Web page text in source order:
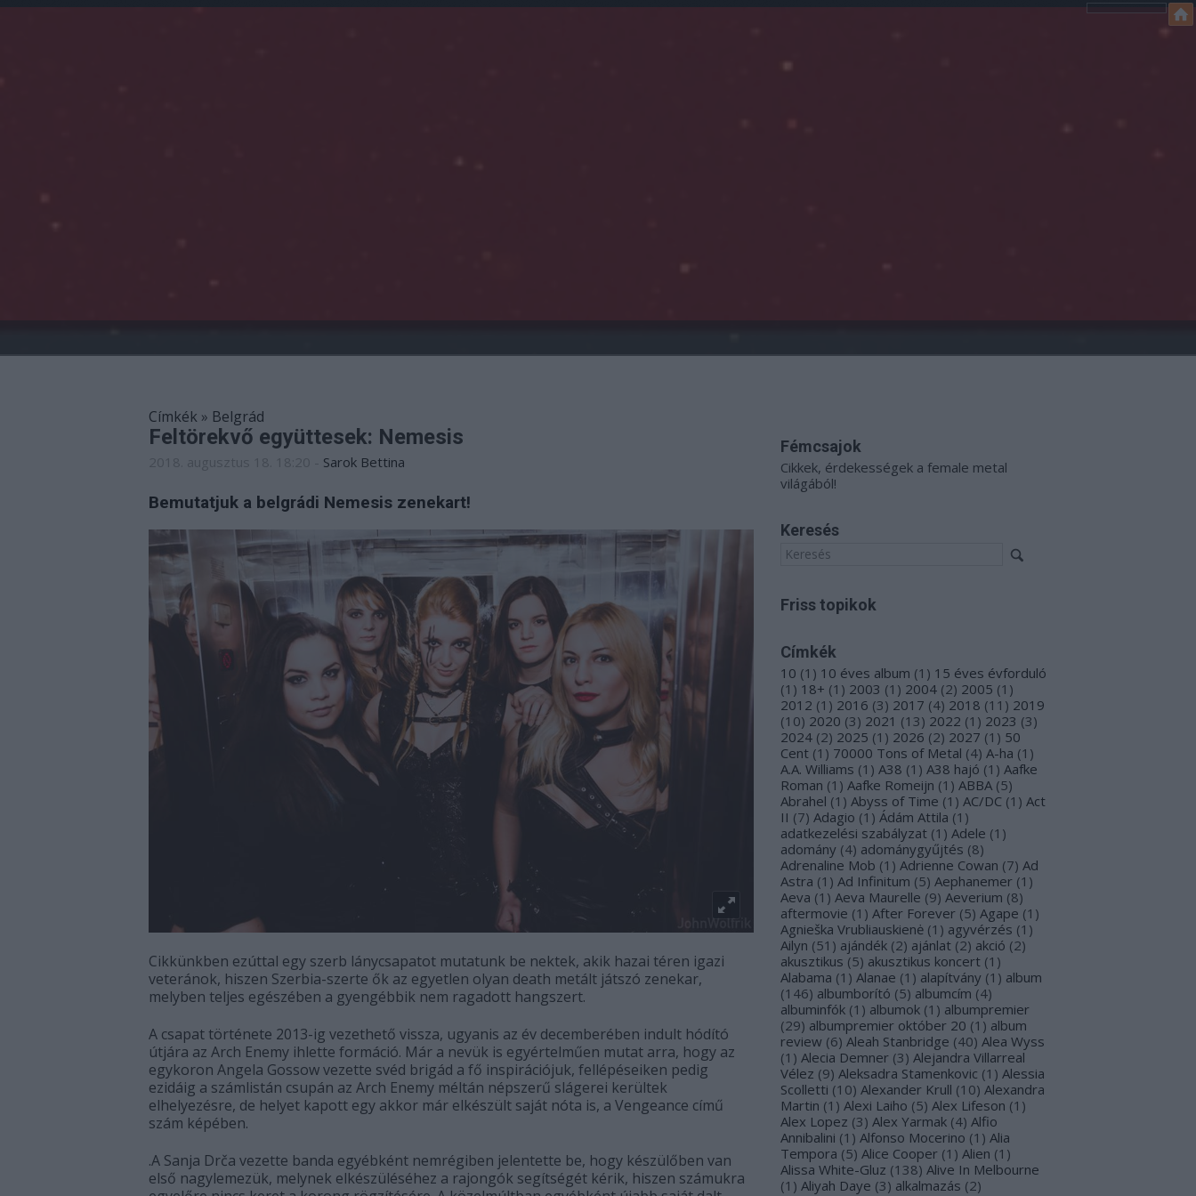
Címkék » Belgrád
Feltörekvő együttesek: Nemesis
Sarok Bettina
Bemutatjuk a belgrádi Nemesis zenekart!
Cikkünkben ezúttal egy szerb lánycsapatot mutatunk be nektek, akik hazai téren igazi
veteránok, hiszen Szerbia-szerte ők az egyetlen olyan death metált játszó zenekar,
melyben teljes egészében a gyengébbik nem ragadott hangszert.
A csapat története 2013-ig vezethető vissza, ugyanis az év decemberében indult hódító
útjára az Arch Enemy ihlette formáció. Már a nevük is egyértelműen mutat arra, hogy az
egykoron Angela Gossow vezette svéd brigád a fő inspirációjuk, fellépéseiken pedig
ezidáig a számlistán csupán az Arch Enemy méltán népszerű slágerei kerültek
elhelyezésre, de helyet kapott egy akkor már elkészült saját nóta is, a Vengeance című
szám képében.
.A Sanja Drča vezette banda egyébként nemrégiben jelentette be, hogy készülőben van
első nagylemezük, melynek elkészüléséhez a rajongók segítségét kérik, hiszen számukra
Fémcsajok
Cikkek, érdekességek a female metal
világából!
Keresés
Friss topikok
Címkék
10 (1 ) 10 éves album (1 ) 15 éves évforduló
(1 ) 18+ (1 ) 2003 (1 ) 2004 (2) 2005 (1 )
2012 (1 ) 2016 (3) 2017 (4) 2018 (11 ) 2019
(10) 2020 (3) 2021 (13) 2022 (1 ) 2023 (3)
2024 (2) 2025 (1 ) 2026 (2) 2027 (1 ) 50
Cent (1 ) 70000 Tons of Metal (4) A-ha (1 )
A.A. Williams (1 ) A38 (1 ) A38 hajó (1 ) Aafke
Roman (1 ) Aafke Romeijn (1 ) ABBA (5)
Abrahel (1 ) Abyss of Time (1 ) AC/DC (1 ) Act
II (7) Adagio (1 ) Ádám Attila (1 )
adatkezelési szabályzat (1 ) Adele (1 )
adomány (4) adománygyűjtés (8)
Adrenaline Mob (1 ) Adrienne Cowan (7) Ad
Astra (1 ) Ad Infinitum (5) Aephanemer (1 )
Aeva (1 ) Aeva Maurelle (9) Aeverium (8)
aftermovie (1 ) After Forever (5) Agape (1 )
Agnieška Vrubliauskienė (1 ) agyvérzés (1 )
Ailyn (51 ) ajándék (2) ajánlat (2) akció (2)
akusztikus (5) akusztikus koncert (1 )
Alabama (1 ) Alanae (1 ) alapítvány (1 ) album
(146) albumborító (5) albumcím (4)
albuminfók (1 ) albumok (1 ) albumpremier
(29) albumpremier október 20 (1 ) album
review (6) Aleah Stanbridge (40) Alea Wyss
(1 ) Alecia Demner (3) Alejandra Villarreal
Vélez (9) Aleksadra Stamenkovic (1 ) Alessia
Scolletti (10) Alexander Krull (10) Alexandra
Martin (1 ) Alexi Laiho (5) Alex Lifeson (1 )
Alex Lopez (3) Alex Yarmak (4) Alfio
Annibalini (1 ) Alfonso Mocerino (1 ) Alia
Tempora (5) Alice Cooper (1 ) Alien (1 )
Alissa White-Gluz (138) Alive In Melbourne
(1 ) Aliyah Daye (3) alkalmazás (2)